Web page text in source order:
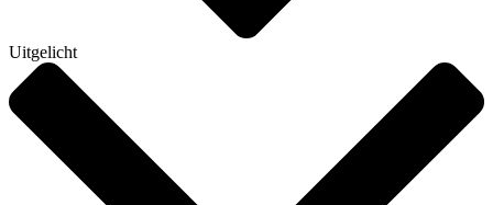
Uitgelicht